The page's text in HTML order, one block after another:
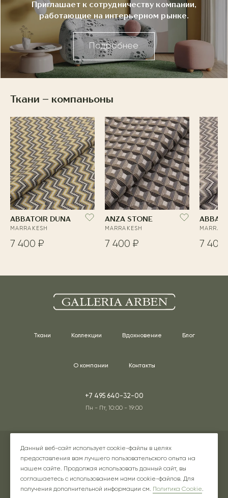
Приглашает к сотрудничеству компании,
работающие на интерьерном рынке.
Подробнее
Ткани – компаньоны
ABBATOIR DUNA
MARRAKESH
7 400 ₽
ANZA STONE
MARRAKESH
7 400 ₽ 7 400
Ткани Коллекции Вдохновение Блог
О компании Контакты
+7 495 640-32-00
Пн - Пт, 10:00 - 19:00
Адреса наших шоурумов
Instagram* - соцсеть принадлежит компании Meta, признанной
Данный веб-сайт использует cookie-файлы в целях
предоставления вам лучшего пользовательского опыта на
нашем сайте. Продолжая использовать данный сайт, вы
соглашаетесь с использованием нами cookie-файлов. Для
получения дополнительной информации см. Политика Cookie.